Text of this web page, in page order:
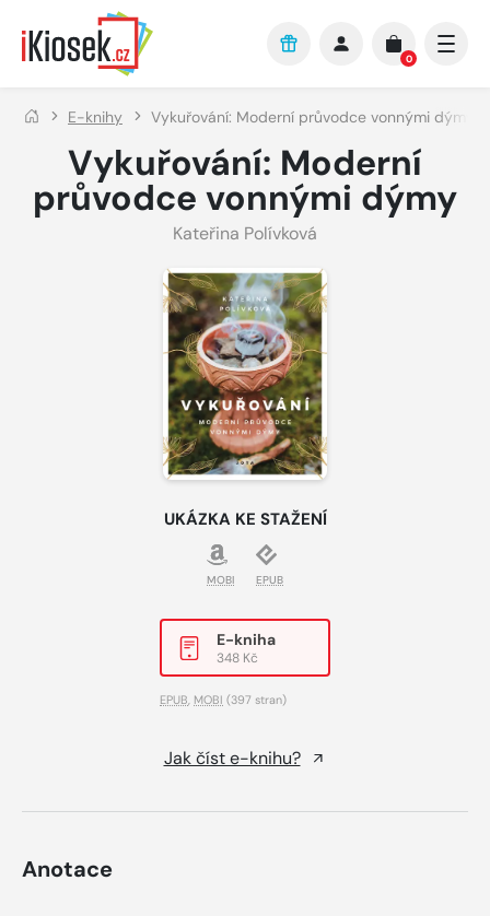
Přejít na hlavní obsah
0
E-knihy Vykuřování: Moderní průvodce vonnými dýmy
Vykuřování: Moderní
průvodce vonnými dýmy
Kateřina Polívková
UKÁZKA KE STAŽENÍ
MOBI EPUB
E-kniha
348 Kč
EPUB, MOBI (397 stran)
Jak číst e-knihu?
Anotace